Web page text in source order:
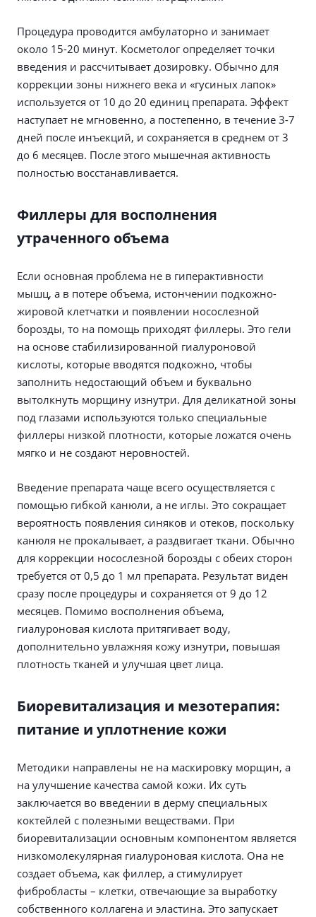
Процедура проводится амбулаторно и занимает
около 15-20 минут. Косметолог определяет точки
введения и рассчитывает дозировку. Обычно для
коррекции зоны нижнего века и «гусиных лапок»
используется от 10 до 20 единиц препарата. Эффект
наступает не мгновенно, а постепенно, в течение 3-7
дней после инъекций, и сохраняется в среднем от 3
до 6 месяцев. После этого мышечная активность
полностью восстанавливается.
Филлеры для восполнения
утраченного объема
Если основная проблема не в гиперактивности
мышц, а в потере объема, истончении подкожно-
жировой клетчатки и появлении носослезной
борозды, то на помощь приходят филлеры. Это гели
на основе стабилизированной гиалуроновой
кислоты, которые вводятся подкожно, чтобы
заполнить недостающий объем и буквально
вытолкнуть морщину изнутри. Для деликатной зоны
под глазами используются только специальные
филлеры низкой плотности, которые ложатся очень
мягко и не создают неровностей.
Введение препарата чаще всего осуществляется с
помощью гибкой канюли, а не иглы. Это сокращает
вероятность появления синяков и отеков, поскольку
канюля не прокалывает, а раздвигает ткани. Обычно
для коррекции носослезной борозды с обеих сторон
требуется от 0,5 до 1 мл препарата. Результат виден
сразу после процедуры и сохраняется от 9 до 12
месяцев. Помимо восполнения объема,
гиалуроновая кислота притягивает воду,
дополнительно увлажняя кожу изнутри, повышая
плотность тканей и улучшая цвет лица.
Биоревитализация и мезотерапия:
питание и уплотнение кожи
Методики направлены не на маскировку морщин, а
на улучшение качества самой кожи. Их суть
заключается во введении в дерму специальных
коктейлей с полезными веществами. При
биоревитализации основным компонентом является
низкомолекулярная гиалуроновая кислота. Она не
создает объема, как филлер, а стимулирует
фибробласты – клетки, отвечающие за выработку
собственного коллагена и эластина. Это запускает